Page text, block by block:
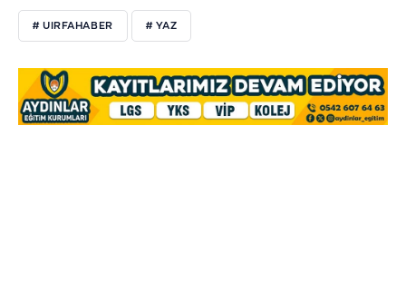
# UIRFAHABER # YAZ